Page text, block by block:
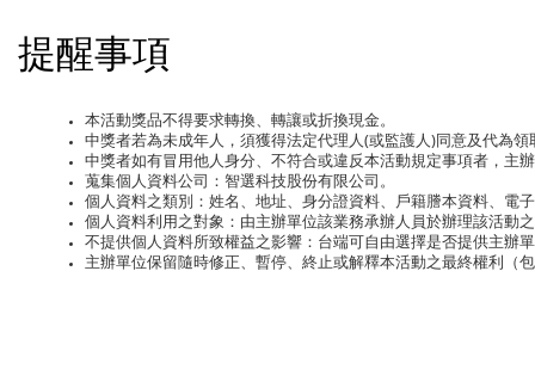
提醒事項
本活動獎品不得要求轉換、轉讓或折換現金。
中獎者若為未成年人，須獲得法定代理人(或監護人)同意及代為
中獎者如有冒用他人身分、不符合或違反本活動規定事項者，主
蒐集個人資料公司：智選科技股份有限公司。
個人資料之類別：姓名、地址、身分證資料、戶籍謄本資料、電
個人資料利用之對象：由主辦單位該業務承辦人員於辦理該活動
不提供個人資料所致權益之影響：台端可自由選擇是否提供主辦
主辦單位保留隨時修正、暫停、終止或解釋本活動之最終權利（